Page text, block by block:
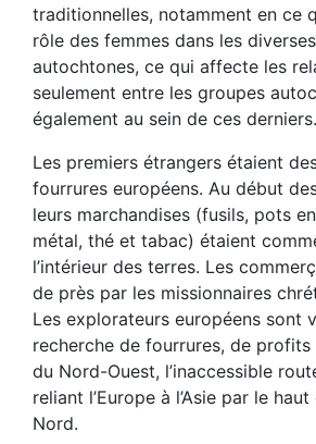
traditionnelles, notamment en ce
rôle des femmes dans les
autochtones, ce qui affecte les
seulement entre les groupes
également au sein de ces derniers.
Les premiers étrangers étaient
fourrures européens. Au début
leurs marchandises (fusils, pots
métal, thé et tabac) étaient
l’intérieur des terres. Les
de près par les missionnaires
Les explorateurs européens sont
recherche de fourrures, de
du Nord-Ouest, l’inaccessible
reliant l’Europe à l’Asie par le haut
Nord.